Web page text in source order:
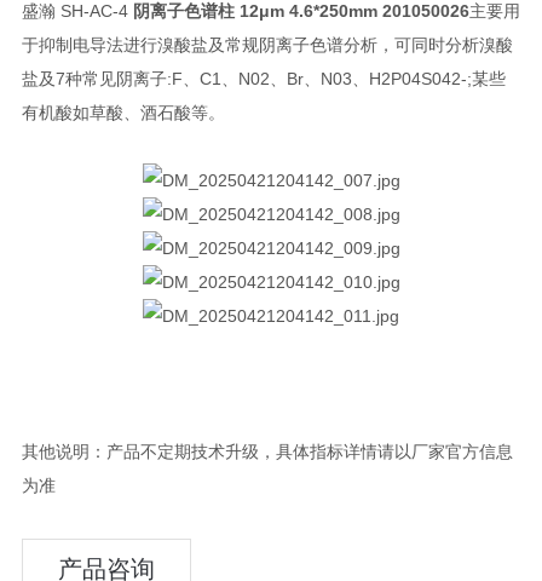
盛瀚 SH-AC-4 阴离子色谱柱 12μm 4.6*250mm 201050026主要用
于抑制电导法进行溴酸盐及常规阴离子色谱分析，可同时分析溴酸
盐及7种常见阴离子:F、C1、N02、Br、N03、H2P04S042-;某些
有机酸如草酸、酒石酸等。
其他说明：产品不定期技术升级，具体指标详情请以厂家官方信息
为准
产品咨询